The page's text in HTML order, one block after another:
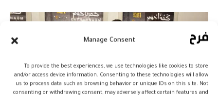
Manage Consent
To provide the best experiences, we use technologies like cookies to store
and/or access device information. Consenting to these technologies will allow
us to process data such as browsing behavior or unique IDs on this site. Not
consenting or withdrawing consent, may adversely affect certain features and